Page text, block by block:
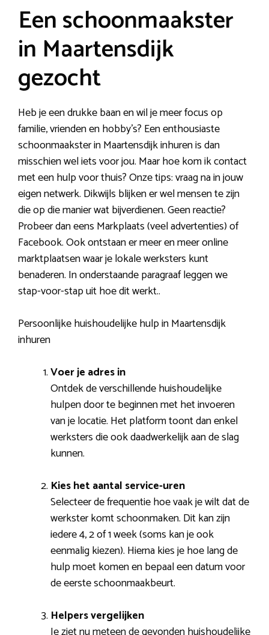
Een schoonmaakster
in Maartensdijk
gezocht
Heb je een drukke baan en wil je meer focus op
familie, vrienden en hobby’s? Een enthousiaste
schoonmaakster in Maartensdijk inhuren is dan
misschien wel iets voor jou. Maar hoe kom ik contact
met een hulp voor thuis? Onze tips: vraag na in jouw
eigen netwerk. Dikwijls blijken er wel mensen te zijn
die op die manier wat bijverdienen. Geen reactie?
Probeer dan eens Markplaats (veel advertenties) of
Facebook. Ook ontstaan er meer en meer online
marktplaatsen waar je lokale werksters kunt
benaderen. In onderstaande paragraaf leggen we
stap-voor-stap uit hoe dit werkt..
Persoonlijke huishoudelijke hulp in Maartensdijk
inhuren
Voer je adres in
Ontdek de verschillende huishoudelijke
hulpen door te beginnen met het invoeren
van je locatie. Het platform toont dan enkel
werksters die ook daadwerkelijk aan de slag
kunnen.
Kies het aantal service-uren
Selecteer de frequentie hoe vaak je wilt dat de
werkster komt schoonmaken. Dit kan zijn
iedere 4, 2 of 1 week (soms kan je ook
eenmalig kiezen). Hierna kies je hoe lang de
hulp moet komen en bepaal een datum voor
de eerste schoonmaakbeurt.
Helpers vergelijken